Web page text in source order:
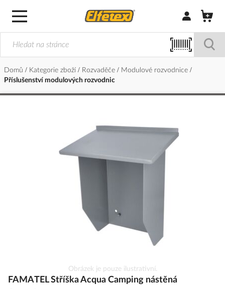
Přihlásit/
Domů Kategorie zboží Rozvaděče
Modulové rozvodnice
Příslušenství modulových rozvodnic
na
Obrázek je pouze ilustrativní.
FAMATEL Stříška Acqua Camping nástěná